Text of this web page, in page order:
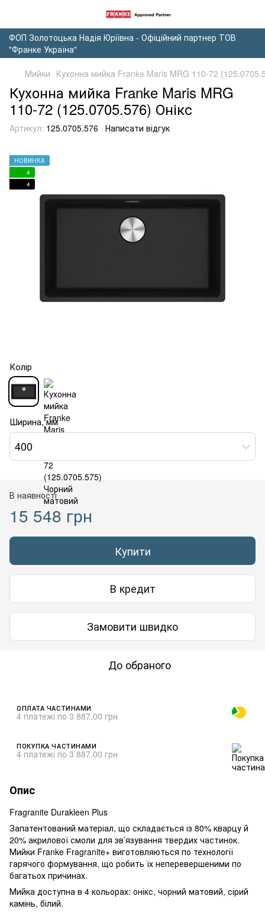
ФОП Золотоцька Надія Юріївна - Офіційний партнер ТОВ
"Франке Україна"
Мийки Кухонна мийка Franke Maris MRG 110-72
Кухонна мийка Franke Maris MRG
110-72 (125.0705.576) Онікс
Артикул: 125.0705.576 Написати відгук
НОВИНКА
4
4
Колір
Ширина, мм
400
В наявності
15 548 грн
Купити
В кредит
Замовити швидко
До обраного
ОПЛАТА ЧАСТИНАМИ
4 платежі по 3 887.00 грн
ПОКУПКА ЧАСТИНАМИ
4 платежі по 3 887.00 грн
Опис
Fragranite Durakleen Plus
Запатентований матеріал, що складається із 80% кварцу й
20% акрилової смоли для зв’язування твердих частинок.
Мийки Franke Fragranite+ виготовляються по технології
гарячого формування, що робить їх неперевершеними по
багатьох причинах.
Мийка доступна в 4 кольорах: онікс, чорний матовий, сірий
камінь, білий.